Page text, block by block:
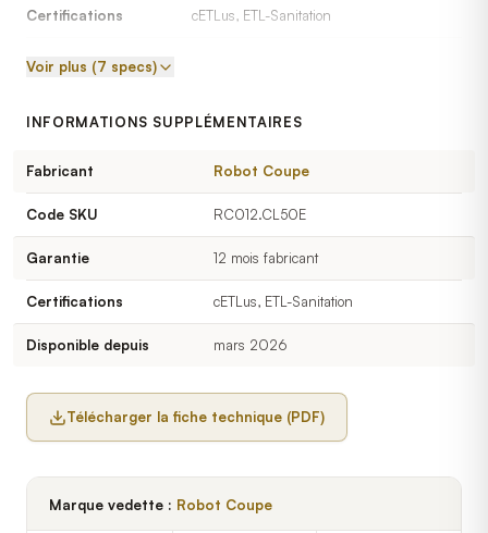
Certifications cETLus, ETL-Sanitation
Fabrication
Voir plus (7 specs)
INFORMATIONS SUPPLÉMENTAIRES
Fabricant Robot Coupe
Code SKU RC012.CL50E
Garantie 12 mois fabricant
Certifications cETLus, ETL-Sanitation
Disponible depuis mars 2026
Télécharger la fiche technique (PDF)
Marque vedette : Robot Coupe